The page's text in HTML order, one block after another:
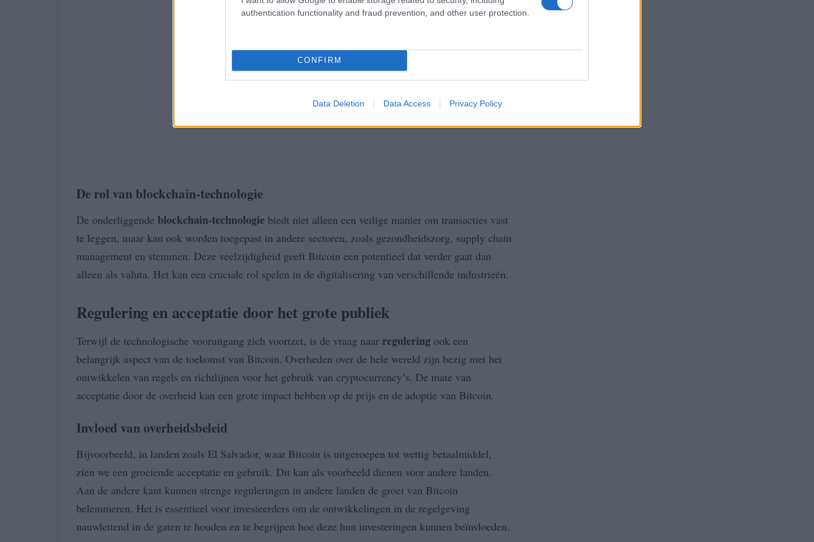
authentication functionality and fraud prevention, and other user protection.
CONFIRM
Data Deletion Data Access Privacy Policy
De rol van blockchain-technologie
De onderliggende blockchain-technologie biedt niet alleen een veilige manier om transacties vast
te leggen, maar kan ook worden toegepast in andere sectoren, zoals gezondheidszorg, supply chain
management en stemmen. Deze veelzijdigheid geeft Bitcoin een potentieel dat verder gaat dan
alleen als valuta. Het kan een cruciale rol spelen in de digitalisering van verschillende industrieën.
Regulering en acceptatie door het grote publiek
Terwijl de technologische vooruitgang zich voortzet, is de vraag naar regulering ook een
belangrijk aspect van de toekomst van Bitcoin. Overheden over de hele wereld zijn bezig met het
ontwikkelen van regels en richtlijnen voor het gebruik van cryptocurrency’s. De mate van
acceptatie door de overheid kan een grote impact hebben op de prijs en de adoptie van Bitcoin.
Invloed van overheidsbeleid
Bijvoorbeeld, in landen zoals El Salvador, waar Bitcoin is uitgeroepen tot wettig betaalmiddel,
zien we een groeiende acceptatie en gebruik. Dit kan als voorbeeld dienen voor andere landen.
Aan de andere kant kunnen strenge reguleringen in andere landen de groei van Bitcoin
belemmeren. Het is essentieel voor investeerders om de ontwikkelingen in de regelgeving
nauwlettend in de gaten te houden en te begrijpen hoe deze hun investeringen kunnen beïnvloeden.